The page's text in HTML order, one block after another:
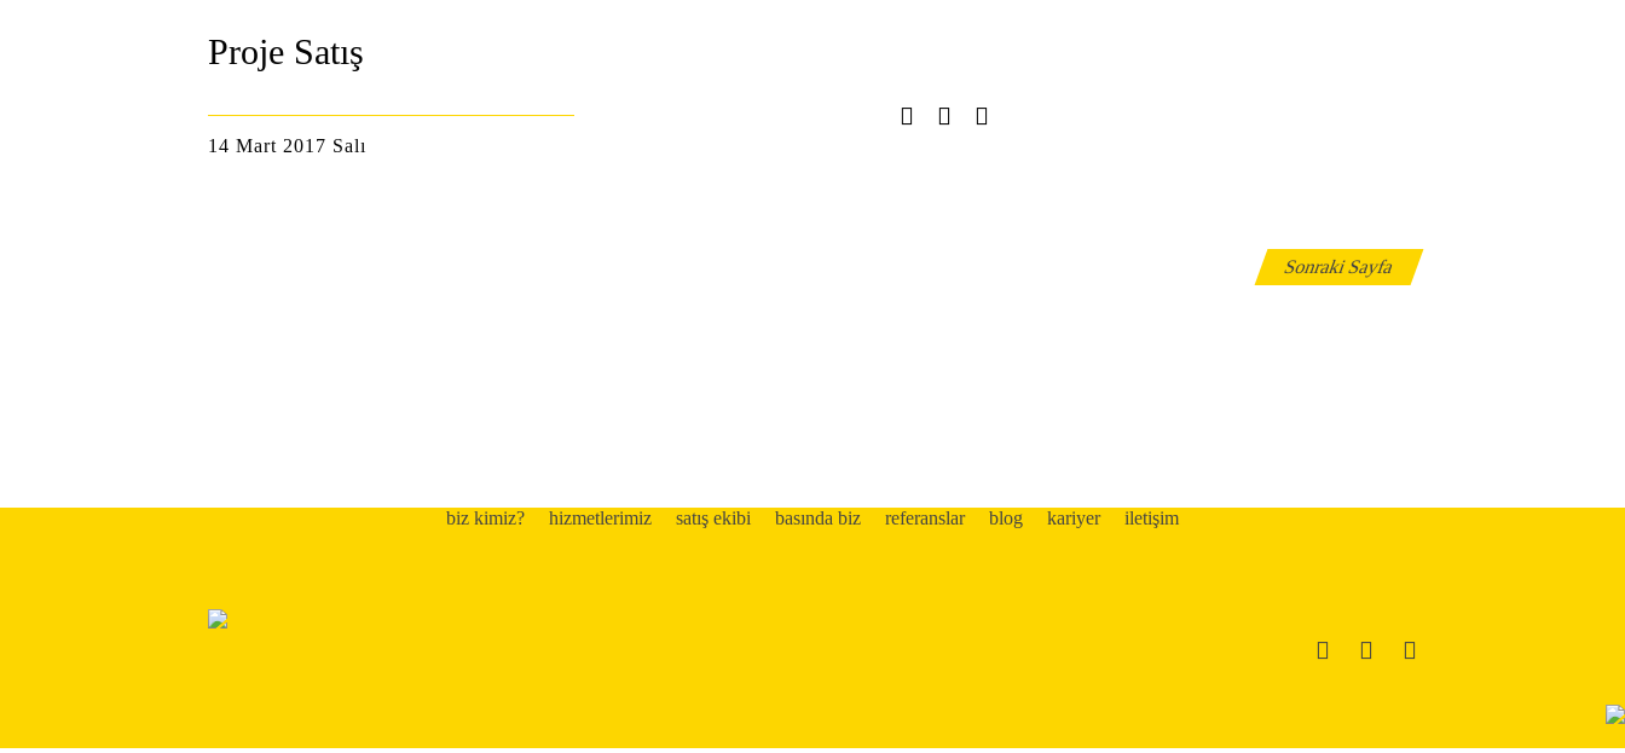
Proje Satış
14 Mart 2017 Salı
Sonraki Sayfa
biz kimiz? hizmetlerimiz satış ekibi basında biz referanslar blog kariyer iletişim